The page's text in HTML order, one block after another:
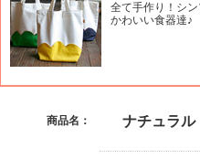
全て手作り！シ
かわいい食器達♪
商品名： ナチュラ